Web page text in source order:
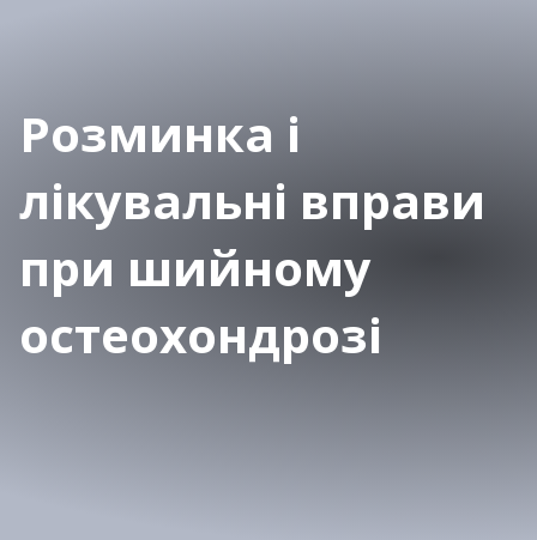
Розминка і
лікувальні вправи
при шийному
остеохондрозі